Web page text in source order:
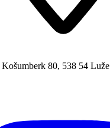
Košumberk 80, 538 54 Luže